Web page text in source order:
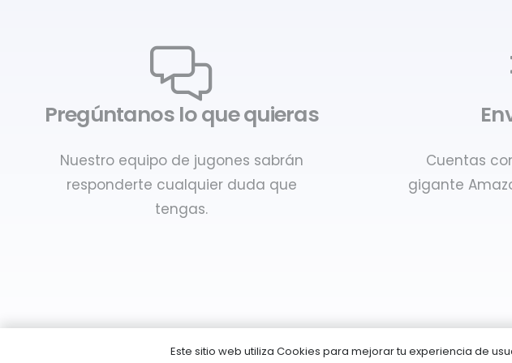
Pregúntanos lo que quieras
Nuestro equipo de jugones sabrán
responderte cualquier duda que
tengas.
Cuentas
gigante
Este sitio web utiliza Cookies para mejorar tu experiencia de